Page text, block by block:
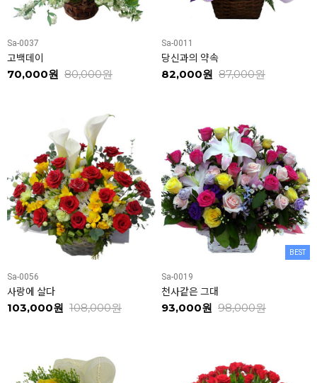
Sa-0037
고백데이
70,000원 80,000원
Sa-0011
당신과의 약속
82,000원 87,000원
Sa-0056
사랑에 살다
103,000원 108,000원
BEST
Sa-0019
천사같은 그대
93,000원 98,000원